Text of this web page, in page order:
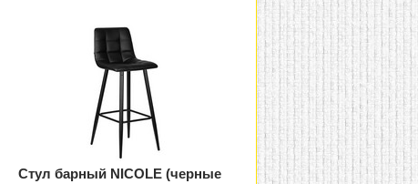
Стул барный NICOLE (черные